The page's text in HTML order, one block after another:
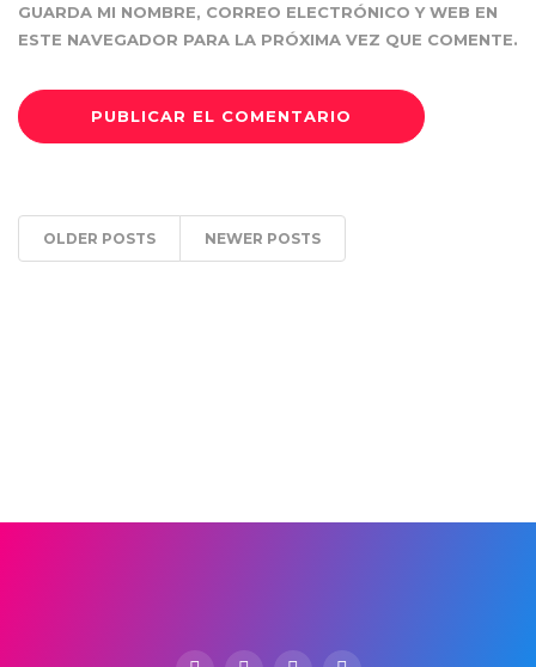
GUARDA MI NOMBRE, CORREO ELECTRÓNICO Y WEB EN
ESTE NAVEGADOR PARA LA PRÓXIMA VEZ QUE COMENTE.
OLDER POSTS NEWER POSTS